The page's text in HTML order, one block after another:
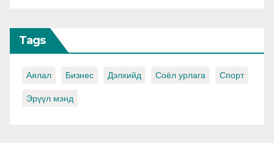
Tags
Аялал Бизнес Дэлхийд Соёл урлага Спорт
Эрүүл мэнд